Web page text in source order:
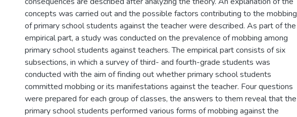
concepts was carried out and the possible factors contributing to the mobbing
of primary school students against the teacher were described. As part of the
empirical part, a study was conducted on the prevalence of mobbing among
primary school students against teachers. The empirical part consists of six
subsections, in which a survey of third- and fourth-grade students was
conducted with the aim of finding out whether primary school students
committed mobbing or its manifestations against the teacher. Four questions
were prepared for each group of classes, the answers to them reveal that the
primary school students performed various forms of mobbing against the